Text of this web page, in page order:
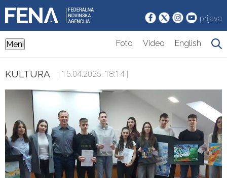
prijava
Meni Foto Video English
KULTURA | 15.04.2025. 18:14 |